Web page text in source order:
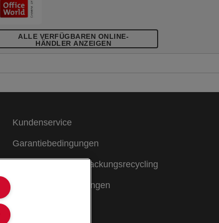
ALLE VERFÜGBAREN ONLINE-
HÄNDLER ANZEIGEN
Kundenservice
Garantiebedingungen
Hinweise zum Verpackungsrecycling
Konformitätserklärungen